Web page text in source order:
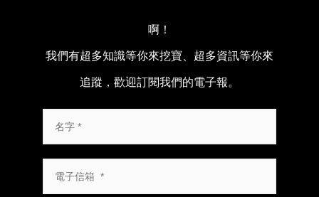
啊！
我們有超多知識等你來挖寶、超多資訊等你來
追蹤，歡迎訂閱我們的電子報。